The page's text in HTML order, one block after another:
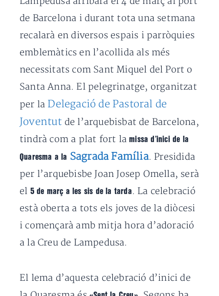
de Barcelona i durant tota una setmana
recalarà en diversos espais i parròquies
emblemàtics en l’acollida als més
necessitats com Sant Miquel del Port o
Santa Anna. El pelegrinatge, organitzat
per la Delegació de Pastoral de
Joventut de l’arquebisbat de Barcelona,
tindrà com a plat fort lamissa d’inici de la
Quaresma a la Sagrada Família. Presidida
per l’arquebisbe Joan Josep Omella, serà
el 5 de març a les sis de la tarda . La celebració
està oberta a tots els joves de la diòcesi
i començarà amb mitja hora d’adoració
a la Creu de Lampedusa.
El lema d’aquesta celebració d’inici de